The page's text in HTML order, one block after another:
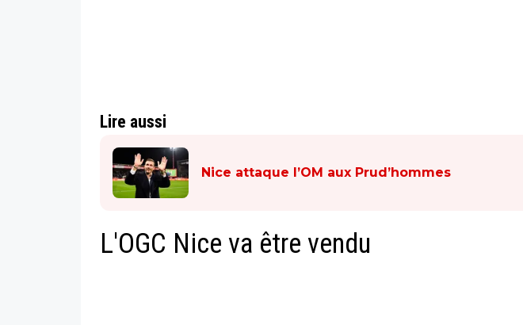
Lire aussi
Nice attaque l’OM aux Prud’hommes
L'OGC Nice va être vendu